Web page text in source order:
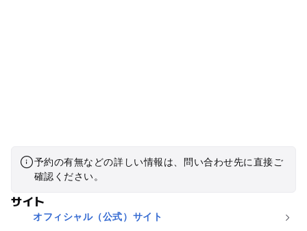
予約の有無などの詳しい情報は、問い合わせ先に直接ご
確認ください。
サイト
オフィシャル（公式）サイト